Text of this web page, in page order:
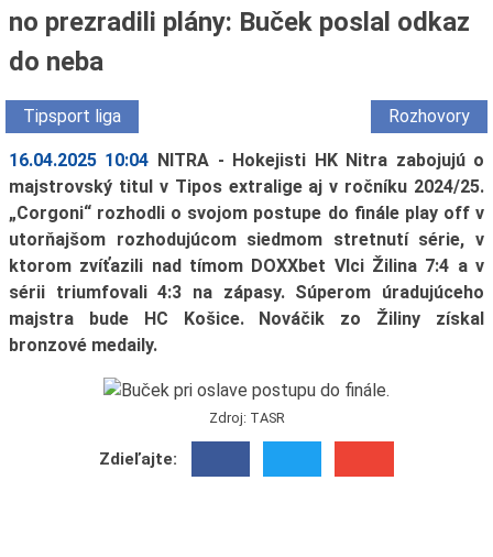
no prezradili plány: Buček poslal odkaz
do neba
Tipsport liga Rozhovory
16.04.2025 10:04 NITRA - Hokejisti HK Nitra zabojujú o
majstrovský titul v Tipos extralige aj v ročníku 2024/25.
„Corgoni“ rozhodli o svojom postupe do finále play off v
utorňajšom rozhodujúcom siedmom stretnutí série, v
ktorom zvíťazili nad tímom DOXXbet Vlci Žilina 7:4 a v
sérii triumfovali 4:3 na zápasy. Súperom úradujúceho
majstra bude HC Košice. Nováčik zo Žiliny získal
bronzové medaily.
Zdroj: TASR
Zdieľajte: